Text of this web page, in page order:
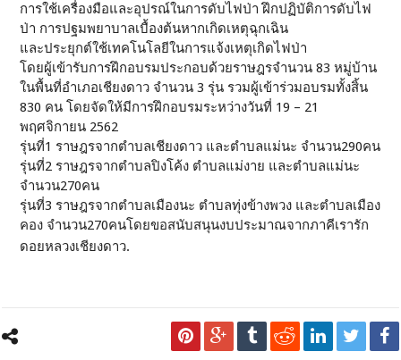
การใช้เครื่องมือและอุปรณ์ในการดับไฟป่า ฝึกปฏิบัติการดับไฟ
ป่า การปฐมพยาบาลเบื้องต้นหากเกิดเหตุฉุกเฉิน
และประยุกต์ใช้เทคโนโลยีในการแจ้งเหตุเกิดไฟป่า
โดยผู้เข้ารับการฝึกอบรมประกอบด้วยราษฎรจำนวน 83 หมู่บ้าน
ในพื้นที่อำเภอเชียงดาว จำนวน 3 รุ่น รวมผู้เข้าร่วมอบรมทั้งสิ้น
830 คน โดยจัดให้มีการฝึกอบรมระหว่างวันที่ 19 – 21
พฤศจิกายน 2562
รุ่นที่1 ราษฎรจากตำบลเชียงดาว และตำบลแม่นะ จำนวน290คน
รุ่นที่2 ราษฎรจากตำบลปิงโค้ง ตำบลแม่งาย และตำบลแม่นะ
จำนวน270คน
รุ่นที่3 ราษฎรจากตำบลเมืองนะ ตำบลทุ่งข้างพวง และตำบลเมือง
คอง จำนวน270คนโดยขอสนับสนุนงบประมาณจากภาคีเรารัก
ดอยหลวงเชียงดาว.